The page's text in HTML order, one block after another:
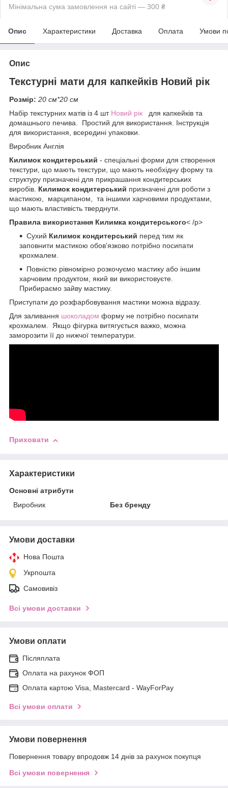
Мінімальна сума замовлення на сайті — 300 ₴
Опис Характеристики Доставка Оплата Умови
Опис
Текстурні мати для капкейків Новий рік
Розмір: 20 см*20 см
Набір текстурних матів із 4 шт Новий рік для капкейків та
домашнього печива. Простий для використання. Інструкція
для використання, всередині упаковки.
Виробник Англія
Килимок кондитерський - спеціальні форми для створення
текстури, що мають текстури, що мають необхідну форму та
структуру призначені для прикрашання кондитерських
виробів. Килимок кондитерський призначені для роботи з
мастикою, марципаном, та іншими харчовими продуктами,
що мають властивість тверднути.
Правила використання Килимка кондитерського< /p>
Сухий Килимок кондитерський перед тим як
заповнити мастикою обов'язково потрібно посипати
крохмалем.
Повністю рівномірно розкочуємо мастику або іншим
харчовим продуктом, який ви використовуєте.
Прибираємо зайву мастику.
Приступати до розфарбовування мастики можна відразу.
Для заливання шоколадом форму не потрібно посипати
крохмалем. Якщо фігурка витягується важко, можна
заморозити її до нижчої температури.
Приховати
Характеристики
Основні атрибути
Виробник
Без бренду
Умови доставки
Нова Пошта
Укрпошта
Самовивіз
Всі умови доставки
Умови оплати
Післяплата
Оплата на рахунок ФОП
Оплата картою Visa, Mastercard - WayForPay
Всі умови оплати
Умови повернення
Повернення товару впродовж 14 днів за рахунок покупця
Всі умови повернення